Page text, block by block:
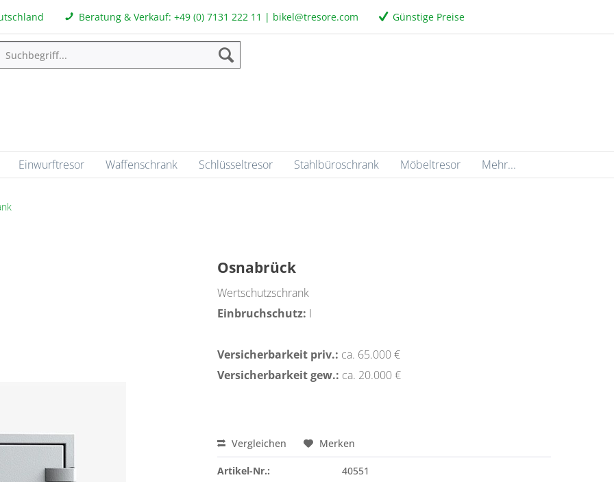
Beratung & Verkauf: +49 (0) 7131 222 11 | bikel@tresore.com Günstige Preise
Einwurftresor Waffenschrank Schlüsseltresor Stahlbüroschrank Möbeltresor Mehr...
Osnabrück
Wertschutzschrank
Einbruchschutz: I
Versicherbarkeit priv.: ca. 65.000 €
Versicherbarkeit gew.: ca. 20.000 €
Vergleichen Merken
Artikel-Nr.:
40551